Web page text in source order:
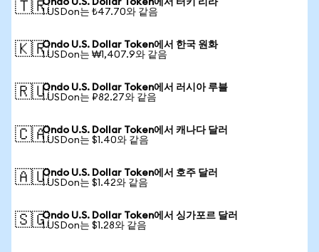
🇹🇷Ondo U.S. Dollar Token에서 터키 리라
1 USDon는 ₺47.70와 같음
🇰🇷Ondo U.S. Dollar Token에서 한국 원화
1 USDon는 ₩1,407.9와 같음
🇷🇺Ondo U.S. Dollar Token에서 러시아 루블
1 USDon는 ₽82.27와 같음
🇨🇦Ondo U.S. Dollar Token에서 캐나다 달러
1 USDon는 $1.40와 같음
🇦🇺Ondo U.S. Dollar Token에서 호주 달러
1 USDon는 $1.42와 같음
🇸🇬Ondo U.S. Dollar Token에서 싱가포르 달러
1 USDon는 $1.28와 같음